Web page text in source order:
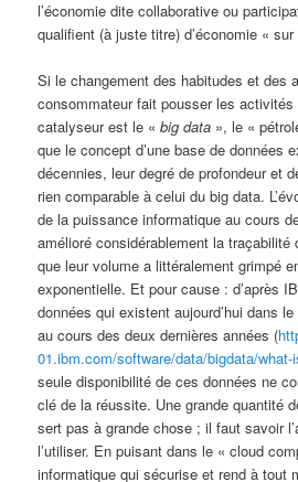
l’économie dite collaborative ou
qualifient (à juste titre) d’économie «
Si le changement des habitudes et des
consommateur fait pousser les
catalyseur est le «big data », le «
que le concept d’une base de données
décennies, leur degré de profondeur et
rien comparable à celui du big data.
de la puissance informatique au cours
amélioré considérablement la
que leur volume a littéralement grimpé
exponentielle. Et pour cause : d’après
données qui existent aujourd’hui dans
au cours des deux dernières années (
01.ibm.com/software/data/bigdata/
seule disponibilité de ces données ne
clé de la réussite. Une grande quantité
sert pas à grande chose ; il faut savoir
l’utiliser. En puisant dans le « cloud
informatique qui sécurise et rend à tout